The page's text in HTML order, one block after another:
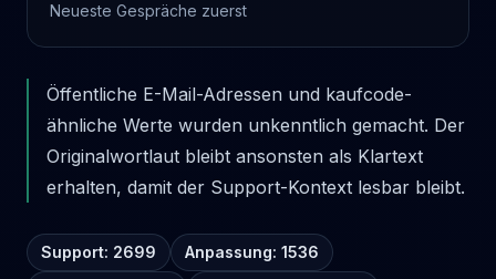
Neueste Gespräche zuerst
Öffentliche E-Mail-Adressen und kaufcode-
ähnliche Werte wurden unkenntlich gemacht. Der
Originalwortlaut bleibt ansonsten als Klartext
erhalten, damit der Support-Kontext lesbar bleibt.
Support: 2699
Anpassung: 1536